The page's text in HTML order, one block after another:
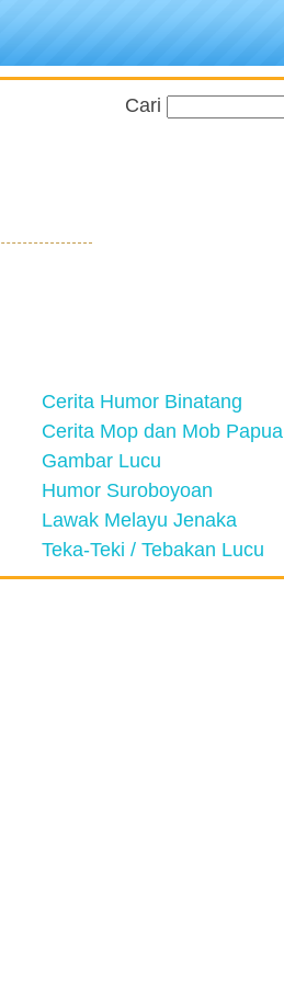
Cari
Cerita Humor Binatang
Cerita Mop dan Mob Papua
Gambar Lucu
Humor Suroboyoan
Lawak Melayu Jenaka
Teka-Teki / Tebakan Lucu